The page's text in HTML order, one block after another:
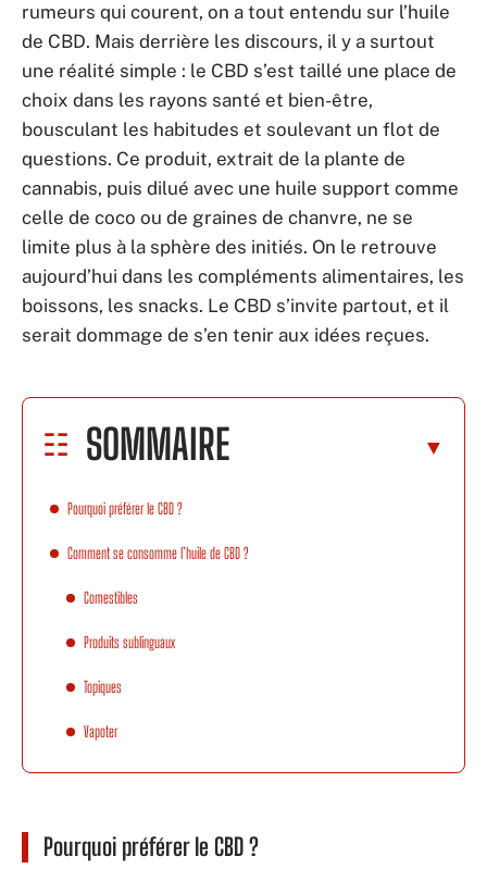
rumeurs qui courent, on a tout entendu sur l’huile
de CBD. Mais derrière les discours, il y a surtout
une réalité simple : le CBD s’est taillé une place de
choix dans les rayons santé et bien-être,
bousculant les habitudes et soulevant un flot de
questions. Ce produit, extrait de la plante de
cannabis, puis dilué avec une huile support comme
celle de coco ou de graines de chanvre, ne se
limite plus à la sphère des initiés. On le retrouve
aujourd’hui dans les compléments alimentaires, les
boissons, les snacks. Le CBD s’invite partout, et il
serait dommage de s’en tenir aux idées reçues.
SOMMAIRE
Pourquoi préférer le CBD ?
Comment se consomme l’huile de CBD ?
Comestibles
Produits sublinguaux
Topiques
Vapoter
Pourquoi préférer le CBD ?